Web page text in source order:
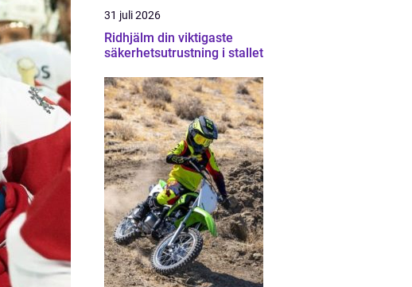
31 juli 2026
Ridhjälm din viktigaste
säkerhetsutrustning i stallet